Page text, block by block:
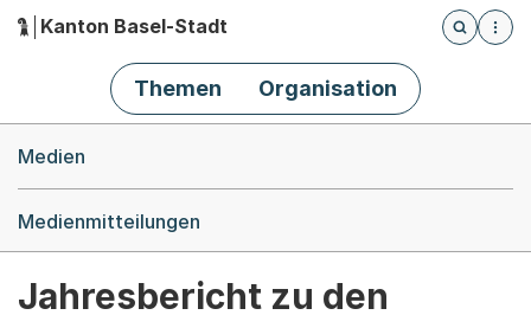
Hauptnavigation
Kanton Basel-Stadt
Öffnet
Themen Organisation
Medien
Medienmitteilungen
Jahresbericht zu den